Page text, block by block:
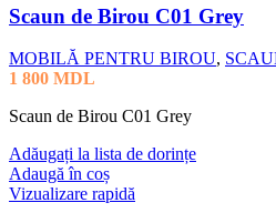
Scaun de Birou C01 Grey
MOBILĂ PENTRU BIROU,
1 800 MDL
Scaun de Birou C01 Grey
Adăugați la lista de dorințe
Adaugă în coș
Vizualizare rapidă